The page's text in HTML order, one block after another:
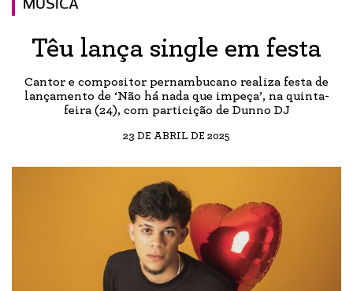
MÚSICA
Têu lança single em festa
Cantor e compositor pernambucano realiza festa de
lançamento de ‘Não há nada que impeça’, na quinta-
feira (24), com particição de Dunno DJ
23 DE ABRIL DE 2025